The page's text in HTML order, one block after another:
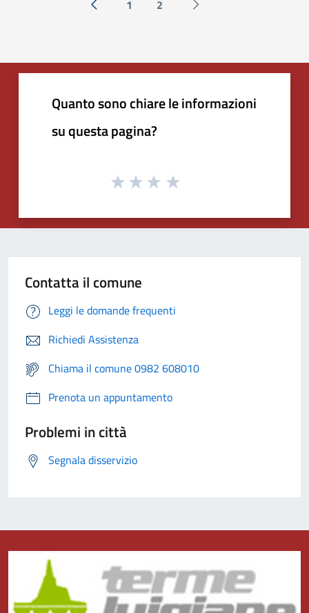
« Precedente
1 2 Successiva »
Quanto sono chiare le informazioni
su questa pagina?
Contatta il comune
Leggi le domande frequenti
Richiedi Assistenza
Chiama il comune 0982 608010
Prenota un appuntamento
Problemi in città
Segnala disservizio